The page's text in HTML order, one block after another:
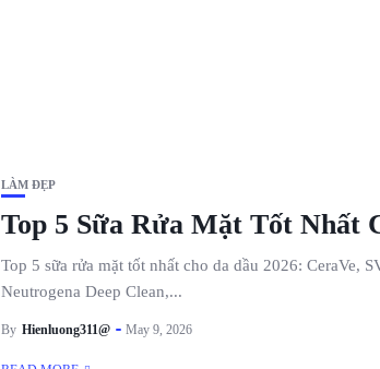
LÀM ĐẸP
Top 5 Sữa Rửa Mặt Tốt Nhất
Top 5 sữa rửa mặt tốt nhất cho da dầu 2026: CeraVe,
Neutrogena Deep Clean,...
By Hienluong311@ May 9, 2026